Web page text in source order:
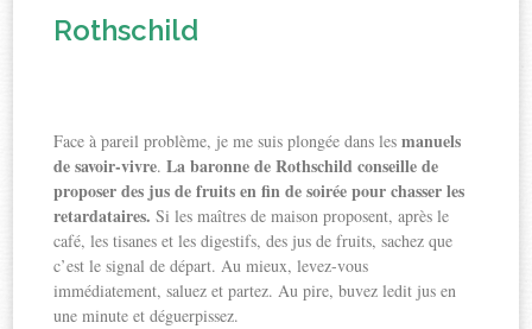
Rothschild
Face à pareil problème, je me suis plongée dans lesmanuels
de savoir-vivre.La baronne de Rothschild conseille de
proposer des jus de fruits en fin de soirée pour chasser les
retardataires. Si les maîtres de maison proposent, après le
café, les tisanes et les digestifs, des jus de fruits, sachez que
c’est le signal de départ. Au mieux, levez-vous
immédiatement, saluez et partez. Au pire, buvez ledit jus en
une minute et déguerpissez.